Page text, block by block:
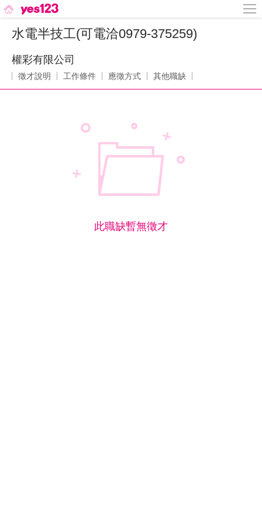
水電半技工(可電洽0979-375259)
權彩有限公司
徵才說明 工作條件 應徵方式 其他職缺
此職缺暫無徵才